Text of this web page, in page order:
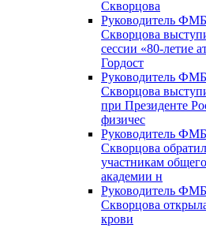
Скворцова
Руководитель
Скворцова
сессии «80-летие
Гордост
Руководитель
Скворцова
при Президенте
физичес
Руководитель
Скворцова
участникам
академии н
Руководитель
Скворцова
крови